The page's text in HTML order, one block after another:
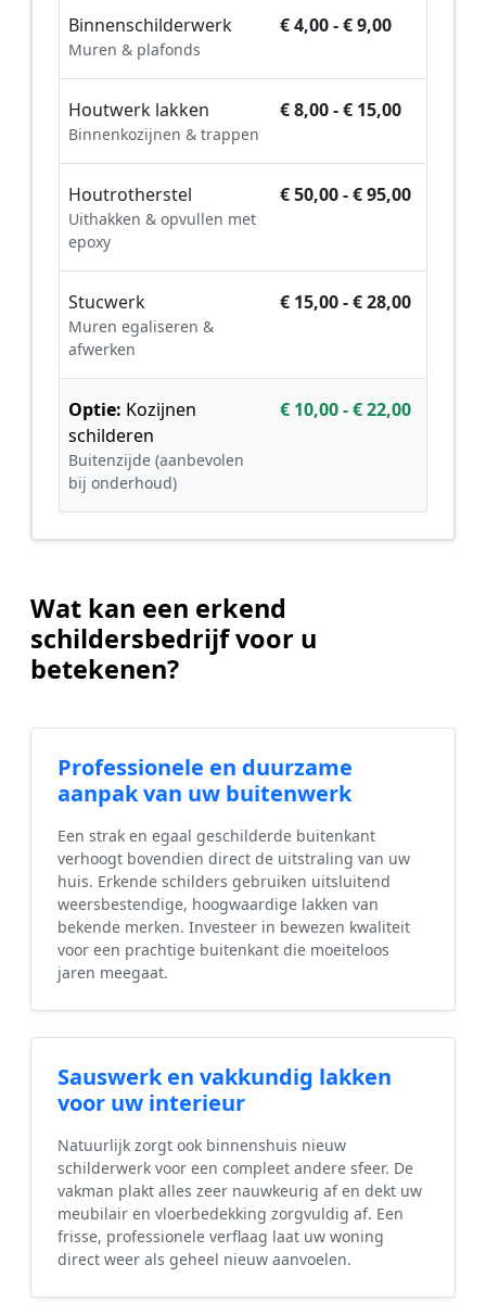
Binnenschilderwerk
Muren & plafonds
€ 4,00 - € 9,00
Houtwerk lakken
Binnenkozijnen & trappen
€ 8,00 - € 15,00
Houtrotherstel
Uithakken & opvullen met
epoxy
€ 50,00 - € 95,00
Stucwerk
Muren egaliseren &
afwerken
€ 15,00 - € 28,00
Optie: Kozijnen
schilderen
Buitenzijde (aanbevolen
bij onderhoud)
€ 10,00 - € 22,00
Wat kan een erkend
schildersbedrijf voor u
betekenen?
Professionele en duurzame
aanpak van uw buitenwerk
Een strak en egaal geschilderde buitenkant
verhoogt bovendien direct de uitstraling van uw
huis. Erkende schilders gebruiken uitsluitend
weersbestendige, hoogwaardige lakken van
bekende merken. Investeer in bewezen kwaliteit
voor een prachtige buitenkant die moeiteloos
jaren meegaat.
Sauswerk en vakkundig lakken
voor uw interieur
Natuurlijk zorgt ook binnenshuis nieuw
schilderwerk voor een compleet andere sfeer. De
vakman plakt alles zeer nauwkeurig af en dekt uw
meubilair en vloerbedekking zorgvuldig af. Een
frisse, professionele verflaag laat uw woning
direct weer als geheel nieuw aanvoelen.